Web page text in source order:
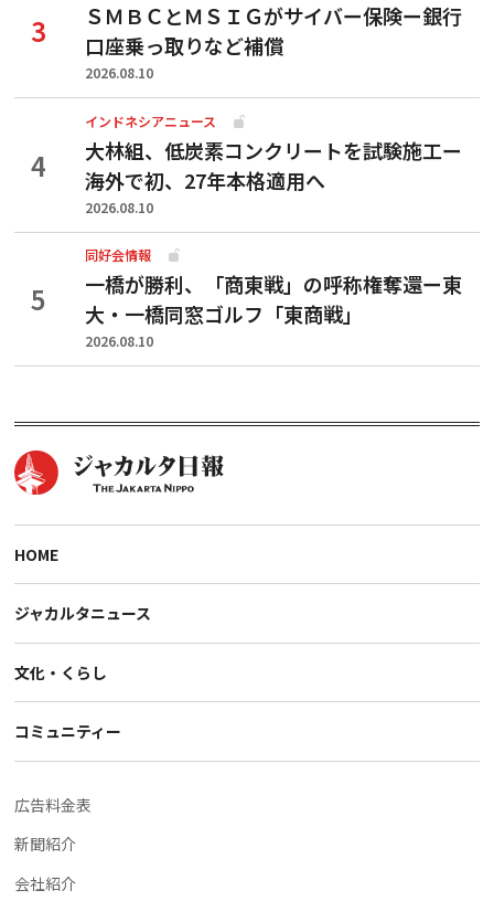
ＳＭＢＣとＭＳＩＧがサイバー保険ー銀行
口座乗っ取りなど補償
2026.08.10
インドネシアニュース
大林組、低炭素コンクリートを試験施工ー
海外で初、27年本格適用へ
2026.08.10
同好会情報
一橋が勝利、「商東戦」の呼称権奪還ー東
大・一橋同窓ゴルフ「東商戦」
2026.08.10
HOME
ジャカルタニュース
文化・くらし
コミュニティー
広告料金表
新聞紹介
会社紹介